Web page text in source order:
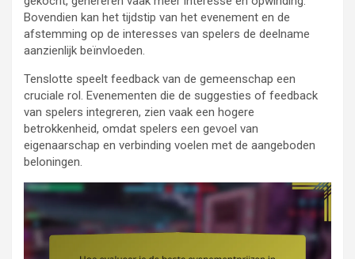
Bovendien kan het tijdstip van het evenement en de
afstemming op de interesses van spelers de deelname
aanzienlijk beïnvloeden.
Tenslotte speelt feedback van de gemeenschap een
cruciale rol. Evenementen die de suggesties of feedback
van spelers integreren, zien vaak een hogere
betrokkenheid, omdat spelers een gevoel van
eigenaarschap en verbinding voelen met de aangeboden
beloningen.